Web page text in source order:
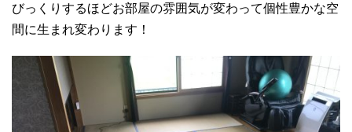
びっくりするほどお部屋の雰囲気が変わって個性豊かな空
間に生まれ変わります！